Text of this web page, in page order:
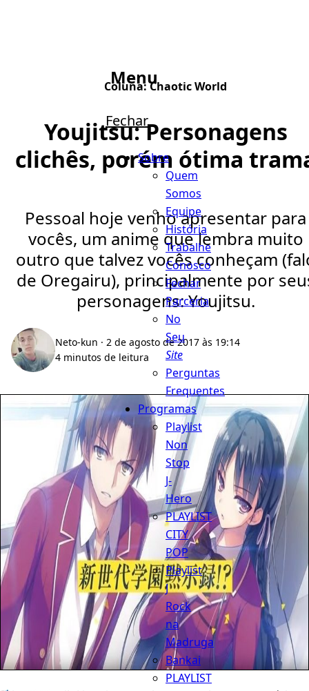
Menu
Fechar
Sobre
Quem
Somos
Equipe
História
Trabalhe
Conosco
Fechar
Parceria
No
Seu
Site
Perguntas
Frequentes
Programas
Playlist
Non
Stop
J-
Hero
PLAYLIST
CITY
POP
Playlist
J
Rock
na
Madruga
Bankai
PLAYLIST
Coluna:Chaotic World
Youjitsu: Personagens
clichês, porém ótima
Pessoal hoje venho apresentar para
vocês, um anime que lembra muito
outro que talvez vocês conheçam
de Oregairu), principalmente por
personagens: Youjitsu.
Neto-kun · 2 de agosto de 2017 às 19:14
4 minutos de leitura